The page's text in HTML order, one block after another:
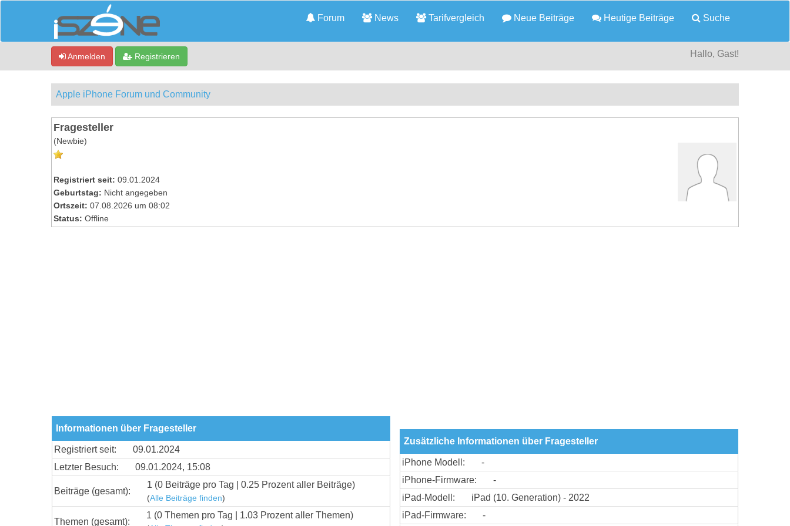
Forum News Tarifvergleich Neue Beiträge Heutige Beiträge Suche
Anmelden Registrieren Hallo, Gast!
Apple iPhone Forum und Community
Fragesteller
(Newbie)
Registriert seit: 09.01.2024
Geburtstag: Nicht angegeben
Ortszeit: 07.08.2026 um 08:02
Status: Offline
Informationen über Fragesteller
Registriert seit:
09.01.2024
Letzter Besuch:
09.01.2024, 15:08
Beiträge (gesamt):
1 (0 Beiträge pro Tag | 0.25 Prozent aller Beiträge)
(Alle Beiträge finden)
Themen (gesamt):
1 (0 Themen pro Tag | 1.03 Prozent aller Themen)
Zusätzliche Informationen über Fragesteller
iPhone Modell:
-
iPhone-Firmware:
-
iPad-Modell:
iPad (10. Generation) - 2022
iPad-Firmware:
-